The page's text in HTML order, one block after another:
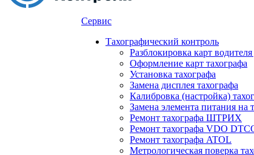
Сервис
Тахографический контроль
Разблокировка карт водителя
Оформление карт тахографа
Установка тахографа
Замена дисплея тахографа
Калибровка (настройка)
Замена элемента питания
Ремонт тахографа ШТРИХ
Ремонт тахографа VDO
Ремонт тахографа ATOL
Метрологическая поверка